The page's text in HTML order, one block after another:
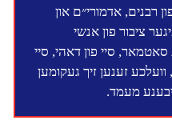
רבנים, אדמורי״ם און
ציבור פון אנשי
סאטמאר, סיי פון דאהי, סיי
וועלכע זענען זיך געקומען
מעמד.